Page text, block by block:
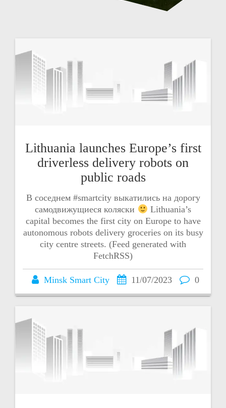
Lithuania launches Europe’s first
driverless delivery robots on
public roads
В соседнем #smartcity выкатились на дорогу
самодвижущиеся коляски
Lithuania’s
capital becomes the first city on Europe to have
autonomous robots delivery groceries on its busy
city centre streets. (Feed generated with
FetchRSS)
Minsk Smart City 11/07/2023 0